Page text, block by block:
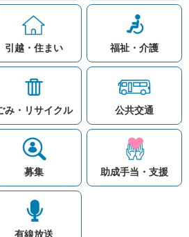
引越・住まい 福祉・介護
み・リサイクル 公共交通
募集 助成手当・支援
有線放送
リンク集
著作権と免責事項につ
ー
© Village Hara